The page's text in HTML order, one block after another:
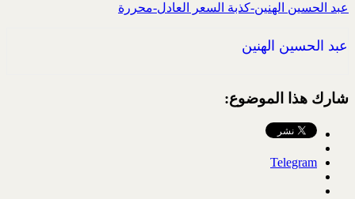
عبد الحسين الهنين-كذبة السعر العادل-محررة
عبد الحسين الهنين
شارك هذا الموضوع:
Telegram